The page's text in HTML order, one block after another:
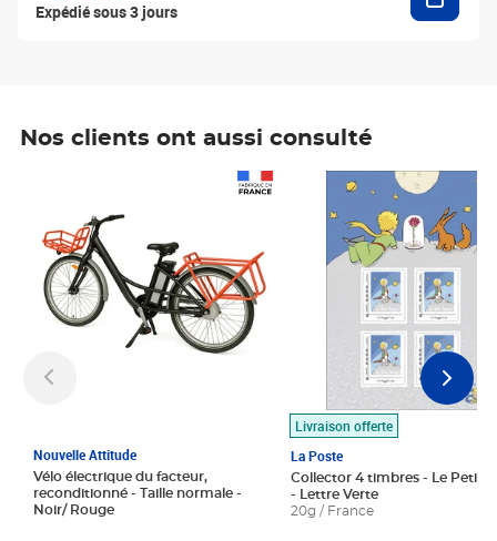
Expédié sous 3 jours
Nos clients ont aussi consulté
Nouvelle Attitude
Vélo électrique du facteur,
reconditionné - Taille normale -
Noir/ Rouge
Livraison offerte
La Poste
Collector 4 timbres - Le Petit
- Lettre Verte
20g / France
Prix 7,50€